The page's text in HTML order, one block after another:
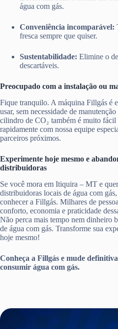
água com gás.
Conveniência incomparável:
fresca sempre que quiser.
Sustentabilidade: Elimine o
descartáveis.
Preocupado com a instalação ou
Fique tranquilo. A máquina Fillgás é
usar, sem necessidade de
cilindro de CO₂ também é muito fácil
rapidamente com nossa equipe
parceiros próximos.
Experimente hoje mesmo e
distribuidoras
Se você mora em Itiquira – MT e
distribuidoras locais de água com
conhecer a Fillgás. Milhares de
conforto, economia e praticidade
Não perca mais tempo nem dinheiro
de água com gás. Transforme sua
hoje mesmo!
Conheça a Fillgás e mude
consumir água com gás.